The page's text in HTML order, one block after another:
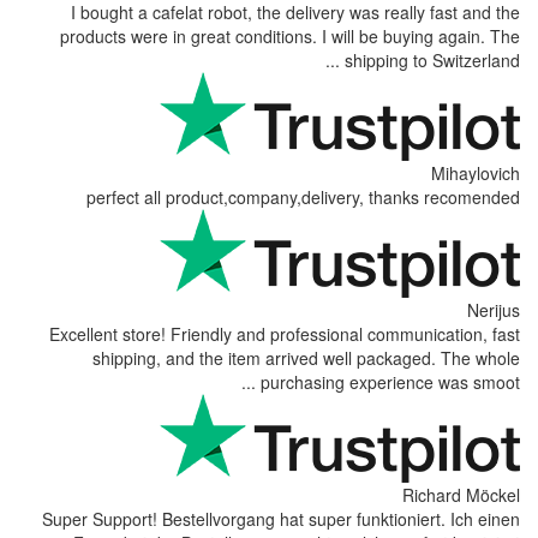
I bought a cafelat robot, the
products were in great conditions. I
perfect all
Excellent store! Friendly and
shipping, and the item arrived
Super Support! Bestellvorgang hat